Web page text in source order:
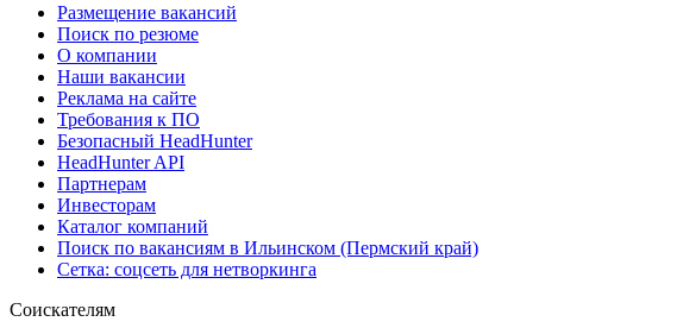
Размещение вакансий
Поиск по резюме
О компании
Наши вакансии
Реклама на сайте
Требования к ПО
Безопасный HeadHunter
HeadHunter API
Партнерам
Инвесторам
Каталог компаний
Поиск по вакансиям в Ильинском (Пермский край)
Сетка: соцсеть для нетворкинга
Соискателям